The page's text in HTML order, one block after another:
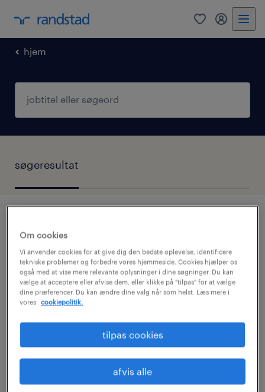
0
hjem
søgeresultat
ingen resultat fundet
Vi fandt desværre ingen job med disse filtre.
Det kan være en god idé at ændre dine
søgekriterier for at få flere resultater.
Følgende forslag kan måske hjælpe:
Prøv at fjerne nogle af dine filtre i din
Om cookies
Vi anvender cookies for at give dig den bedste oplevelse, identificere
tekniske problemer og forbedre vores hjemmeside. Cookies hjælper os
også med at vise mere relevante oplysninger i dine søgninger. Du kan
vælge at acceptere eller afvise dem, eller klikke på "tilpas" for at vælge
dine præferencer. Du kan ændre dine valg når som helst. Læs mere i
vores
cookiepolitik.
tilpas cookies
afvis alle